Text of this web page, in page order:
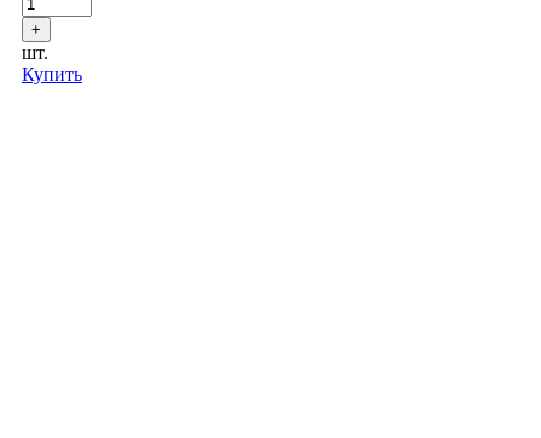
шт.
Купить